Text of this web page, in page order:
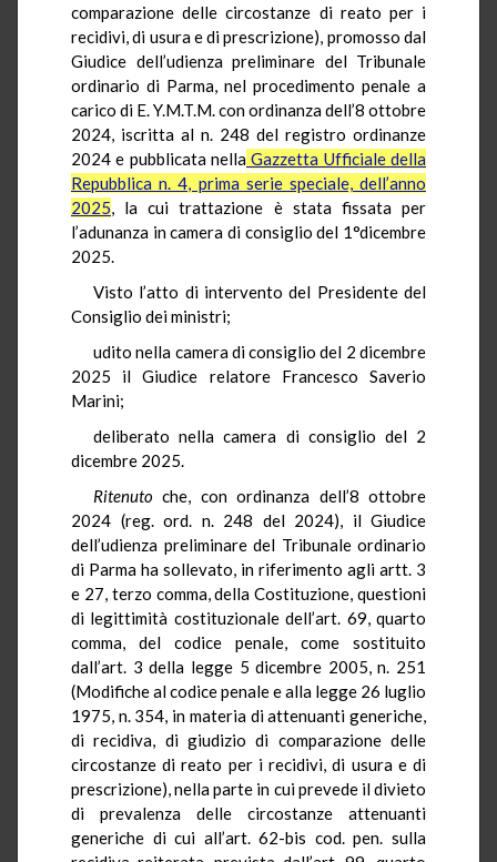
comparazione delle circostanze di reato per i
recidivi, di usura e di prescrizione), promosso dal
Giudice dell’udienza preliminare del Tribunale
ordinario di Parma, nel procedimento penale a
carico di E. Y.M.T.M. con ordinanza dell’8 ottobre
2024, iscritta al n. 248 del registro ordinanze
2024 e pubblicata nella Gazzetta Ufficiale della
Repubblica n. 4, prima serie speciale, dell’anno
2025, la cui trattazione è stata fissata per
l’adunanza in camera di consiglio del 1°dicembre
2025.
Visto l’atto di intervento del Presidente del
Consiglio dei ministri;
udito nella camera di consiglio del 2 dicembre
2025 il Giudice relatore Francesco Saverio
Marini;
deliberato nella camera di consiglio del 2
dicembre 2025.
Ritenuto che, con ordinanza dell’8 ottobre
2024 (reg. ord. n. 248 del 2024), il Giudice
dell’udienza preliminare del Tribunale ordinario
di Parma ha sollevato, in riferimento agli artt. 3
e 27, terzo comma, della Costituzione, questioni
di legittimità costituzionale dell’art. 69, quarto
comma, del codice penale, come sostituito
dall’art. 3 della legge 5 dicembre 2005, n. 251
(Modifiche al codice penale e alla legge 26 luglio
1975, n. 354, in materia di attenuanti generiche,
di recidiva, di giudizio di comparazione delle
circostanze di reato per i recidivi, di usura e di
prescrizione), nella parte in cui prevede il divieto
di prevalenza delle circostanze attenuanti
generiche di cui all’art. 62-bis cod. pen. sulla